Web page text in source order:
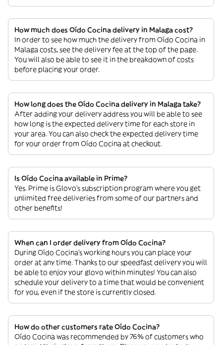
How much does Oído Cocina delivery in Malaga cost?
In order to see how much the delivery from Oído Cocina in
Malaga costs, see the delivery fee at the top of the page.
You will also be able to see it in the breakdown of costs
before placing your order.
How long does the Oído Cocina delivery in Malaga take?
After adding your delivery address you will be able to see
how long is the expected delivery time for each store in
your area. You can also check the expected delivery time
for your order from Oído Cocina at checkout.
Is Oído Cocina available in Prime?
Yes. Prime is Glovo’s subscription program where you get
unlimited free deliveries from some of our partners and
other benefits!
When can I order delivery from Oído Cocina?
During Oído Cocina’s working hours you can place your
order at any time. Thanks to our speedfast delivery you will
be able to enjoy your glovo within minutes! You can also
schedule your delivery to a time that would be convenient
for you, even if the store is currently closed.
How do other customers rate Oído Cocina?
Oído Cocina was recommended by 76% of customers who